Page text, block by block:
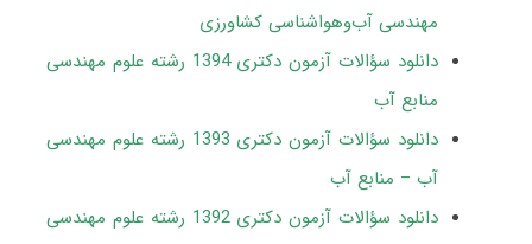
مهندسی آب‌وهواشناسی کشاورزی
دانلود سؤالات آزمون دکتری 1394 رشته علوم مهندسی
منابع آب
دانلود سؤالات آزمون دکتری 1393 رشته علوم مهندسی
آب – منابع آب
دانلود سؤالات آزمون دکتری 1392 رشته علوم مهندسی